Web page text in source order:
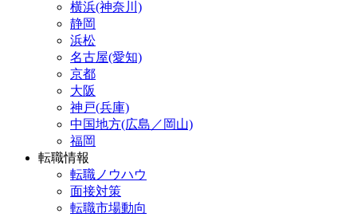
横浜(神奈川)
静岡
浜松
名古屋(愛知)
京都
大阪
神戸(兵庫)
中国地方(広島／岡山)
福岡
転職情報
転職ノウハウ
面接対策
転職市場動向